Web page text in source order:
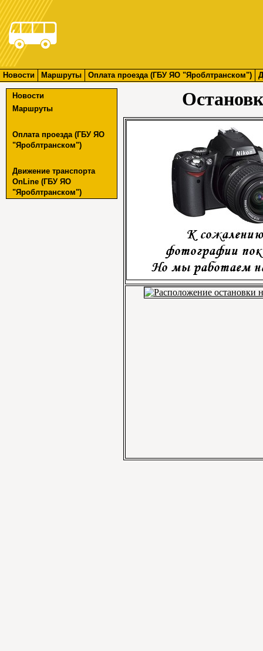
Новости Маршруты Оплата проезда (ГБУ ЯО "Яроблтранском")
Новости
Маршруты
Оплата проезда (ГБУ ЯО
"Яроблтранском")
Движение транспорта
OnLine (ГБУ ЯО
"Яроблтранском")